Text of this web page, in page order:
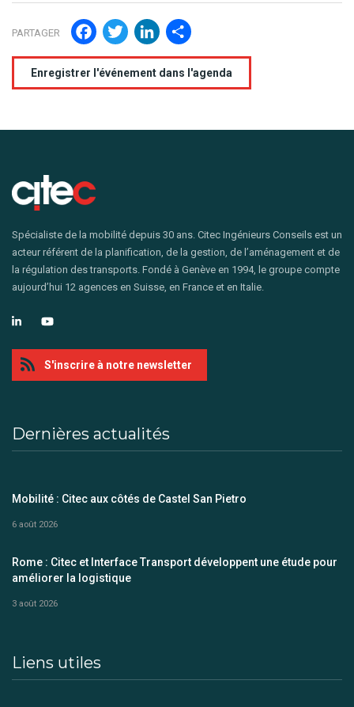
PARTAGER Facebook
TwitterLinkedIn
Enregistrer l'événement dans l'agenda
Spécialiste de la mobilité depuis 30 ans. Citec Ingénieurs Conseils est un
acteur référent de la planification, de la gestion, de l’aménagement et de
la régulation des transports. Fondé à Genève en 1994, le groupe compte
aujourd’hui 12 agences en Suisse, en France et en Italie.
S'inscrire à notre newsletter
Dernières actualités
Mobilité : Citec aux côtés de Castel San Pietro
6 août 2026
Rome : Citec et Interface Transport développent une étude pour
améliorer la logistique
3 août 2026
Liens utiles